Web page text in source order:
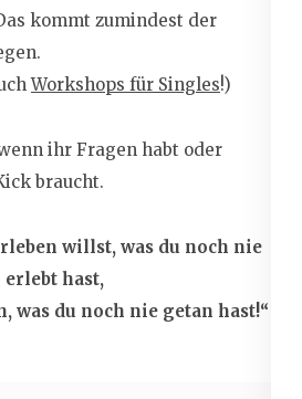
kommt zumindest der
Workshops für Singles!)
ihr Fragen habt oder
braucht.
willst, was du noch nie
erlebt hast,
was du noch nie getan hast!“